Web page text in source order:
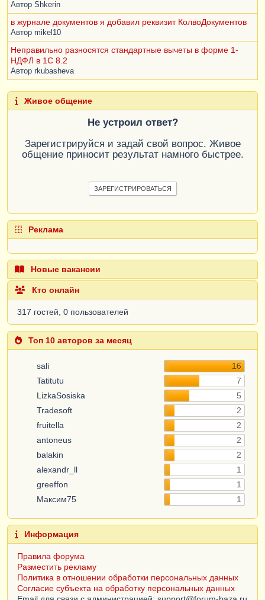
Автор Shkerin
в журнале документов я добавил реквизит КолвоДокументов
Автор mikel10
Неправильно разносятся стандартные вычеты в форме 1-
НДФЛ в 1С 8.2
Автор rkubasheva
Живое общение
Не устроил ответ?
Зарегистрируйся и задай свой вопрос. Живое
общение приносит результат намного быстрее.
ЗАРЕГИСТРИРОВАТЬСЯ
Реклама
Новые вакансии
Кто онлайн
317 гостей, 0 пользователей
Топ 10 авторов за месяц
sali
16
Tatitutu
7
LizkaSosiska
5
Tradesoft
2
fruitella
2
antoneus
2
balakin
2
alexandr_ll
1
greeffon
1
Максим75
1
Информация
Правила форума
Разместить рекламу
Политика в отношении обработки персональных данных
Согласие субъекта на обработку персональных данных